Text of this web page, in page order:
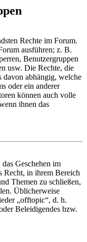
Rechte im Forum.
ausführen; z. B.
Benutzergruppen
usw. Die Rechte, die
davon abhängig, welche
oder ein anderer
können auch volle
ihnen das
Geschehen im
Recht, in ihrem Bereich
Themen zu schließen,
Üblicherweise
„offtopic“, d. h.
Beleidigendes bzw.